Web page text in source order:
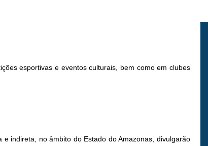
esportivas e eventos culturais, bem como em clubes
indireta, no âmbito do Estado do Amazonas, divulgarão